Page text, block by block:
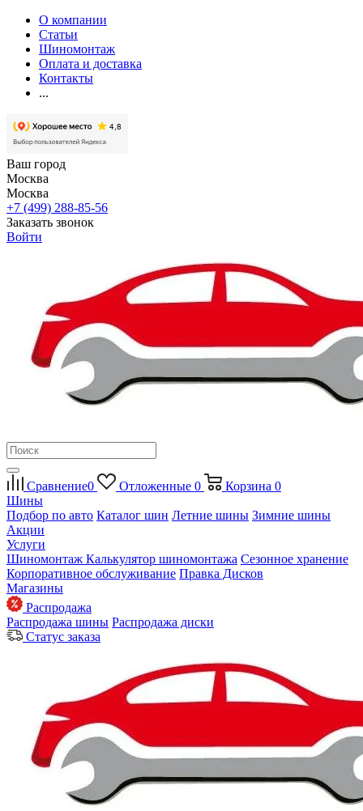
О компании
Статьи
Шиномонтаж
Оплата и доставка
Контакты
...
Ваш город
Москва
Москва
+7 (499) 288-85-56
Заказать звонок
Войти
Сравнение0 Отложенные 0 Корзина 0
Шины
Подбор по авто Каталог шин Летние шины Зимние шины
Акции
Услуги
Шиномонтаж Калькулятор шиномонтажа Сезонное хранение
Корпоративное обслуживание Правка Дисков
Магазины
Распродажа
Распродажа шины Распродажа диски
Статус заказа